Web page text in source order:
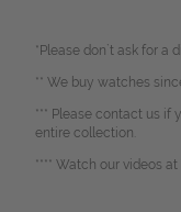
*Please don`t ask for a
** We buy watches
*** Please contact us if
entire collection.
**** Watch our videos at